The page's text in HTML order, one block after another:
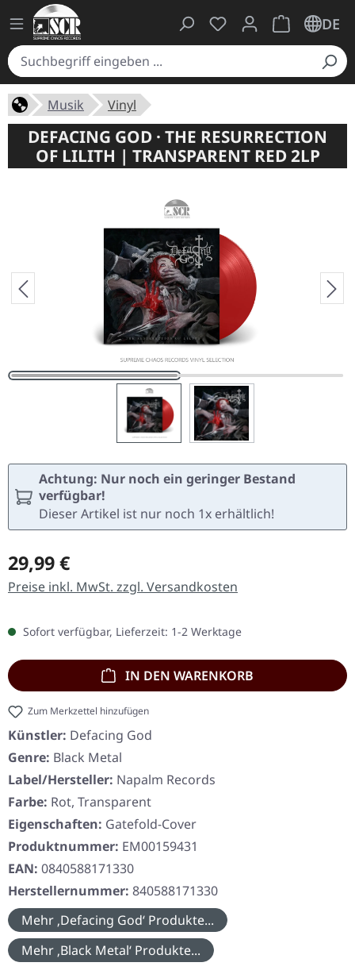
Du hast 0 Produkte
Warenkorb
DE
Musik Vinyl
DEFACING GOD · THE RESURRECTION
OF LILITH | TRANSPARENT RED 2LP
Achtung: Nur noch ein geringer Bestand
verfügbar!
Dieser Artikel ist nur noch 1x erhältlich!
Regulärer Preis:
29,99 €
Preise inkl. MwSt. zzgl. Versandkosten
Sofort verfügbar, Lieferzeit: 1-2 Werktage
IN DEN WARENKORB
Zum Merkzettel hinzufügen
Künstler: Defacing God
Genre: Black Metal
Label/Hersteller: Napalm Records
Farbe: Rot, Transparent
Eigenschaften: Gatefold-Cover
Produktnummer: EM00159431
EAN: 0840588171330
Herstellernummer: 840588171330
Mehr ‚Defacing God‘ Produkte...
Mehr ‚Black Metal‘ Produkte...